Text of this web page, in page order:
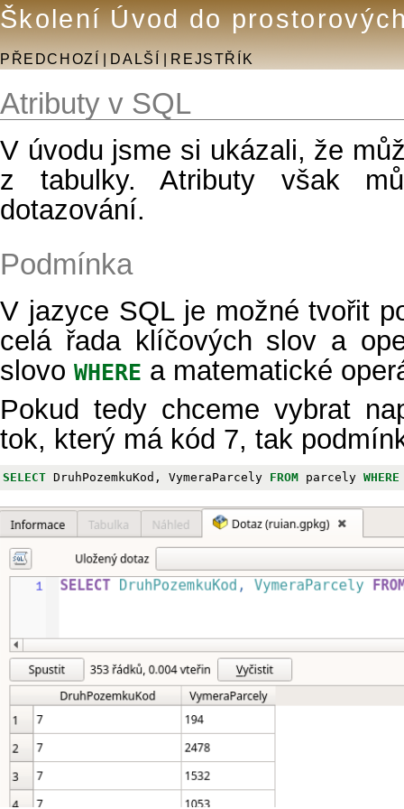
Školení Úvod do
PŘEDCHOZÍ DALŠÍ REJSTŘÍK
Atributy v SQL
V úvodu jsme si ukázali, že
z tabulky. Atributy však
dotazování.
Podmínka
V jazyce SQL je možné tvořit
celá řada klíčových slov a
slovo WHERE a matematické
Pokud tedy chceme vybrat
tok, který má kód 7, tak
SELECT DruhPozemkuKod , VymeraParcely FROM parcely WHERE